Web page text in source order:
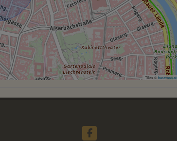
Tiles ©basemap.at